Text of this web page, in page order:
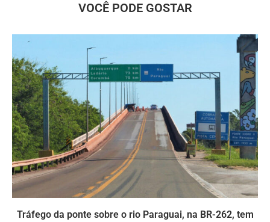
VOCÊ PODE GOSTAR
Tráfego da ponte sobre o rio Paraguai, na BR-262, tem